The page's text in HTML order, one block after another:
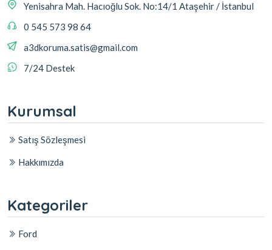
Yenisahra Mah. Hacıoğlu Sok. No:14/1 Ataşehir / İstanbul
0 545 573 98 64
a3dkoruma.satis@gmail.com
7/24 Destek
Kurumsal
Satış Sözleşmesi
Hakkımızda
Kategoriler
Ford